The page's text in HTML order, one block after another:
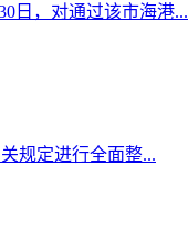
日，对通过该市海港...
规定进行全面整...